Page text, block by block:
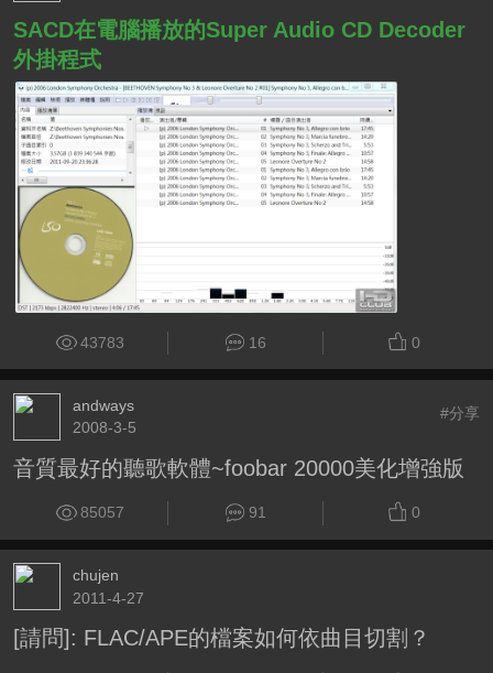
SACD在電腦播放的Super Audio CD Decoder
外掛程式
43783 16 0
andways
2008-3-5
#分享
音質最好的聽歌軟體~foobar 20000美化增強版
85057 91 0
chujen
2011-4-27
[請問]: FLAC/APE的檔案如何依曲目切割？